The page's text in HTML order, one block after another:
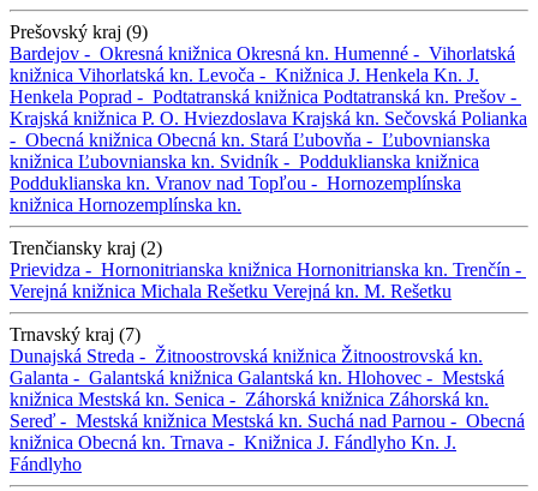
Prešovský kraj (9)
Bardejov - Okresná knižnica Okresná kn. Humenné - Vihorlatská
knižnica Vihorlatská kn. Levoča - Knižnica J. Henkela Kn. J.
Henkela Poprad - Podtatranská knižnica Podtatranská kn. Prešov -
Krajská knižnica P. O. Hviezdoslava Krajská kn. Sečovská Polianka
- Obecná knižnica Obecná kn. Stará Ľubovňa - Ľubovnianska
knižnica Ľubovnianska kn. Svidník - Podduklianska knižnica
Podduklianska kn. Vranov nad Topľou - Hornozemplínska
knižnica Hornozemplínska kn.
Trenčiansky kraj (2)
Prievidza - Hornonitrianska knižnica Hornonitrianska kn. Trenčín -
Verejná knižnica Michala Rešetku Verejná kn. M. Rešetku
Trnavský kraj (7)
Dunajská Streda - Žitnoostrovská knižnica Žitnoostrovská kn.
Galanta - Galantská knižnica Galantská kn. Hlohovec - Mestská
knižnica Mestská kn. Senica - Záhorská knižnica Záhorská kn.
Sereď - Mestská knižnica Mestská kn. Suchá nad Parnou - Obecná
knižnica Obecná kn. Trnava - Knižnica J. Fándlyho Kn. J.
Fándlyho